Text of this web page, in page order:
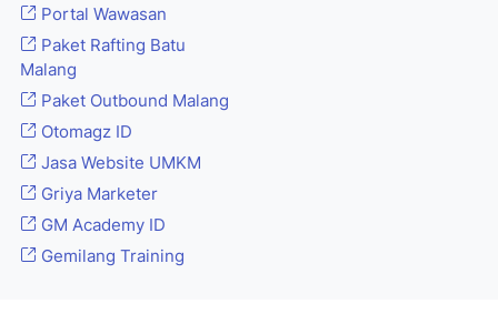
Portal Wawasan
Paket Rafting Batu
Malang
Paket Outbound Malang
Otomagz ID
Jasa Website UMKM
Griya Marketer
GM Academy ID
Gemilang Training